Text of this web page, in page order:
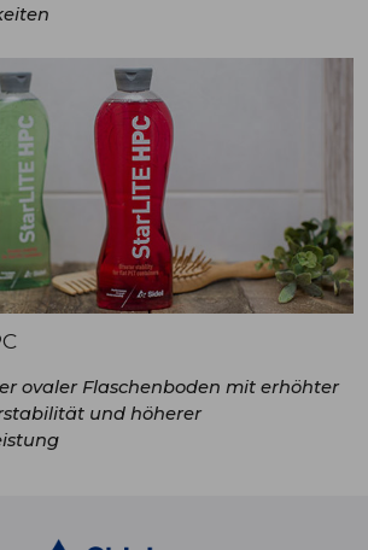
ovaler Flaschenboden mit erhöhter
und höherer